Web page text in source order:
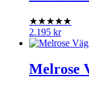
★★★★★
2.195 kr
Melrose